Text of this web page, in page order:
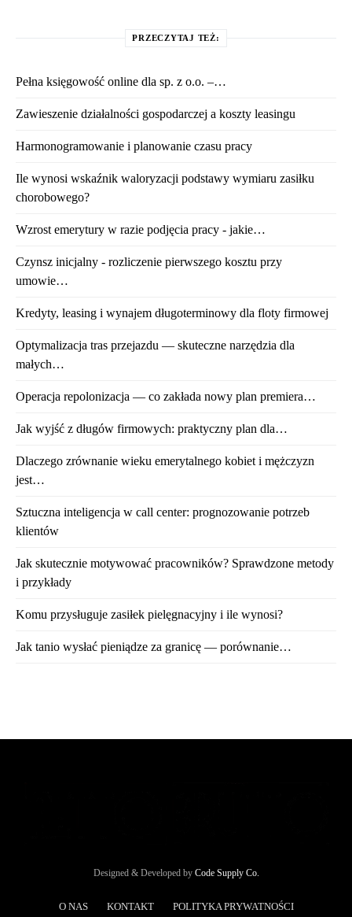
PRZECZYTAJ TEŻ:
Pełna księgowość online dla sp. z o.o. –…
Zawieszenie działalności gospodarczej a koszty leasingu
Harmonogramowanie i planowanie czasu pracy
Ile wynosi wskaźnik waloryzacji podstawy wymiaru zasiłku
chorobowego?
Wzrost emerytury w razie podjęcia pracy - jakie…
Czynsz inicjalny - rozliczenie pierwszego kosztu przy
umowie…
Kredyty, leasing i wynajem długoterminowy dla floty firmowej
Optymalizacja tras przejazdu — skuteczne narzędzia dla
małych…
Operacja repolonizacja — co zakłada nowy plan premiera…
Jak wyjść z długów firmowych: praktyczny plan dla…
Dlaczego zrównanie wieku emerytalnego kobiet i mężczyzn
jest…
Sztuczna inteligencja w call center: prognozowanie potrzeb
klientów
Jak skutecznie motywować pracowników? Sprawdzone metody
i przykłady
Komu przysługuje zasiłek pielęgnacyjny i ile wynosi?
Jak tanio wysłać pieniądze za granicę — porównanie…
Designed & Developed by Code Supply Co.
O NAS KONTAKT POLITYKA PRYWATNOŚCI